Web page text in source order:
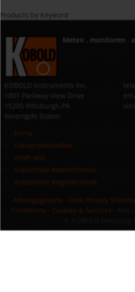
Products by Keyword
Meten . monitoren .
Firma
Conversietabellen
Vindt ons
Industriele Meettechniek
Industriele Regeltechniek
Adresgegevens
Data Privacy
Conditions
Cookies & functies